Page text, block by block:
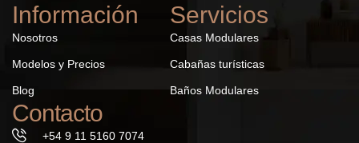
Información
Nosotros
Modelos y Precios
Blog
Servicios
Casas Modulares
Cabañas turísticas
Baños Modulares
Contacto
+54 9 11 5160 7074